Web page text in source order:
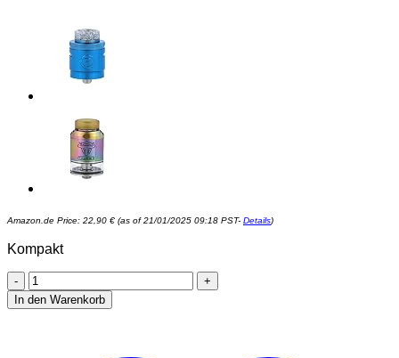
Amazon.de Price: 22,90 € (as of 21/01/2025 09:18 PST- Details)
Kompakt
Freemax
Fireluke
Mesh
In den Warenkorb